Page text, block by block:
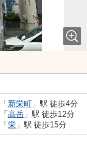
「 新栄町」駅 徒歩4分
「 高岳」駅 徒歩12分
「 栄」駅 徒歩15分